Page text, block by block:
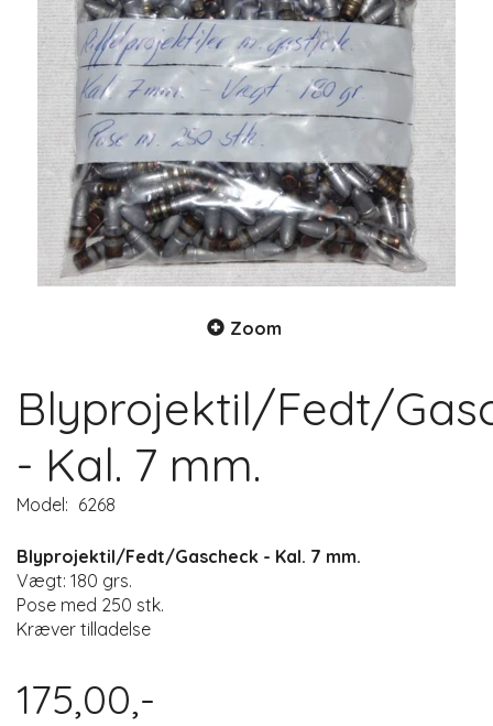
Zoom
Blyprojektil/Fedt/
- Kal. 7 mm.
Model: 6268
Blyprojektil/Fedt/Gascheck - Kal. 7 mm.
Vægt: 180 grs.
Pose med 250 stk.
Kræver tilladelse
175,00,-